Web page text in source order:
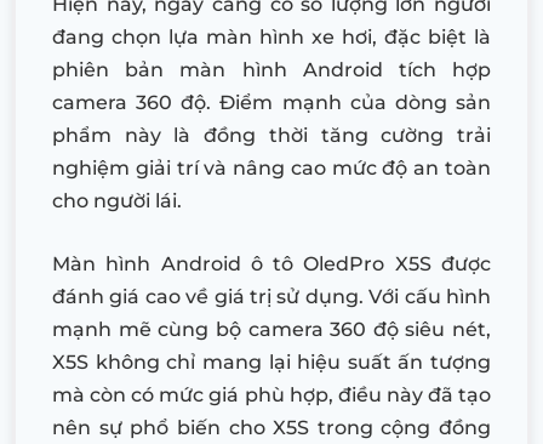
đang chọn lựa màn hình xe hơi, đặc biệt là
phiên bản màn hình Android tích hợp
camera 360 độ. Điểm mạnh của dòng sản
phẩm này là đồng thời tăng cường trải
nghiệm giải trí và nâng cao mức độ an toàn
cho người lái.
Màn hình Android ô tô OledPro X5S được
đánh giá cao về giá trị sử dụng. Với cấu hình
mạnh mẽ cùng bộ camera 360 độ siêu nét,
X5S không chỉ mang lại hiệu suất ấn tượng
mà còn có mức giá phù hợp, điều này đã tạo
nên sự phổ biến cho X5S trong cộng đồng